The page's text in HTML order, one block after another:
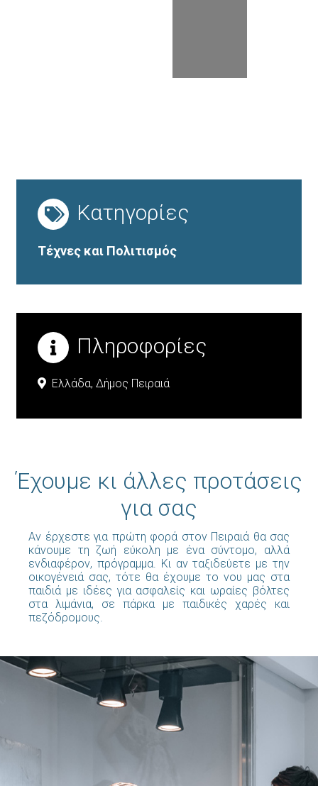
Κατηγορίες
Τέχνες και Πολιτισμός
Πληροφορίες
Ελλάδα, Δήμος Πειραιά
Έχουμε κι άλλες προτάσεις
για σας
Αν έρχεστε για πρώτη φορά στον Πειραιά θα σας
κάνουμε τη ζωή εύκολη με ένα σύντομο, αλλά
ενδιαφέρον, πρόγραμμα. Κι αν ταξιδεύετε με την
οικογένειά σας, τότε θα έχουμε το νου μας στα
παιδιά με ιδέες για ασφαλείς και ωραίες βόλτες
στα λιμάνια, σε πάρκα με παιδικές χαρές και
πεζόδρομους.